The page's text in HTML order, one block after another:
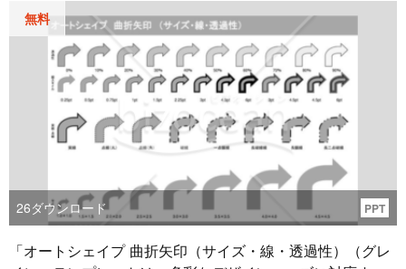
無料
26ダウンロード PPT
「オートシェイプ 曲折矢印（サイズ・線・透過性）（グレ